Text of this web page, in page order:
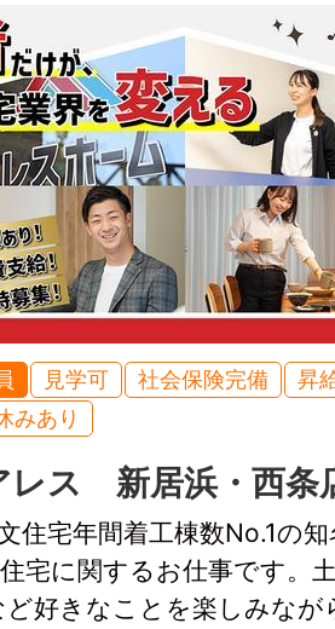
見学可 社会保険完備
昇
みあり
レス 新居浜・西条
住宅年間着工棟数No.1の
宅に関するお仕事です。
ど好きなことを楽しみな